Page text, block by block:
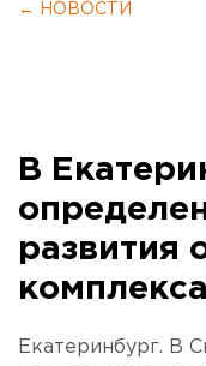
← НОВОСТИ
В
развития
Екатеринбург. В